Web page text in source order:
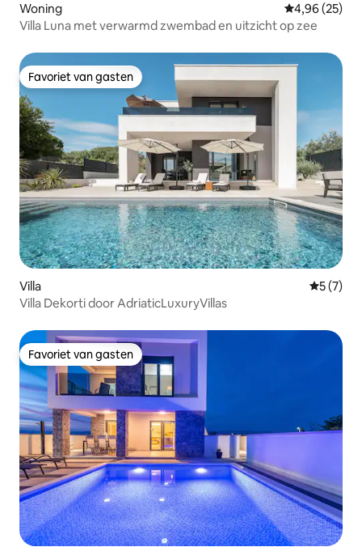
Woning Gemiddelde
4,96 (25)
Villa Luna met verwarmd zwembad en uitzicht op zee
Favoriet van gasten
Favoriet van gasten
Villa
5 (7)
Villa Dekorti door AdriaticLuxuryVillas
Favoriet van gasten
Favoriet van gasten